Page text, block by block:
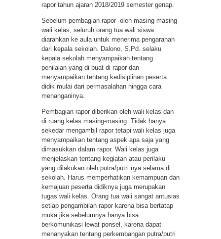
rapor tahun ajaran 2018/2019 semester genap.
Sebelum pembagian rapor oleh masing-masing
wali kelas, seluruh orang tua wali siswa
diarahkan ke aula untuk menerima pengarahan
dari kepala sekolah. Dalono, S.Pd. selaku
kepala sekolah menyampaikan tentang
penilaian yang di buat di rapor dan
menyampaikan tentang kedisiplinan peserta
didik mulai dari permasalahan hingga cara
menanganinya.
Pembagian rapor diberikan oleh wali kelas dan
di ruang kelas masing-masing. Tidak hanya
sekedar mengambil rapor tetapi wali kelas juga
menyampaikan tentang aspek apa saja yang
dimasukkan dalam rapor. Wali kelas juga
menjelaskan tentang kegiatan atau perilaku
yang dilakukan oleh putra/putri nya selama di
sekolah. Harus memperhatikan kemampuan dan
kemajuan peserta didiknya juga merupakan
tugas wali kelas. Orang tua wali sangat antusias
setiap pengambilan rapor karena bisa bertatap
muka jika sebelumnya hanya bisa
berkomunikasi lewat ponsel, karena dapat
menanyakan tentang perkembangan putra/putri